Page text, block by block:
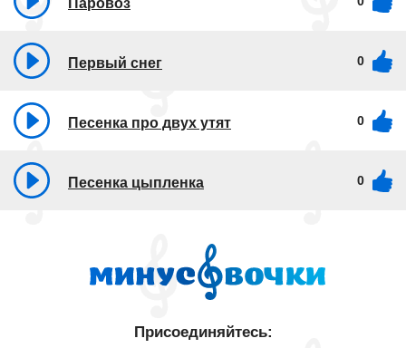
Первый снег 0
Песенка про двух утят 0
Песенка цыпленка 0
Присоединяйтесь: